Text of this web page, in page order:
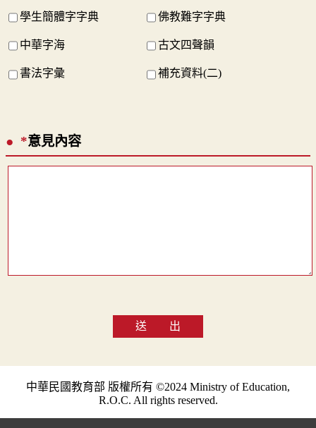
學生簡體字字典 佛教難字字典
中華字海 古文四聲韻
書法字彙 補充資料(二)
*意見內容
送 出
中華民國教育部 版權所有 ©2024 Ministry of Education,
R.O.C. All rights reserved.